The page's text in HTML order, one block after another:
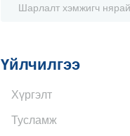
Шарлалт хэмжигч
Үйлчилгээ
Хүргэлт
Тусламж